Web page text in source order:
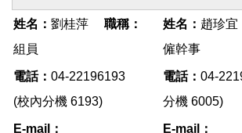
姓名： 劉桂萍 職稱：
組員
姓名： 趙珍
僱幹事
電話： 04-22196193
(校內分機 6193)
電話： 04-
分機 6005)
E-mail：
E-mail
：